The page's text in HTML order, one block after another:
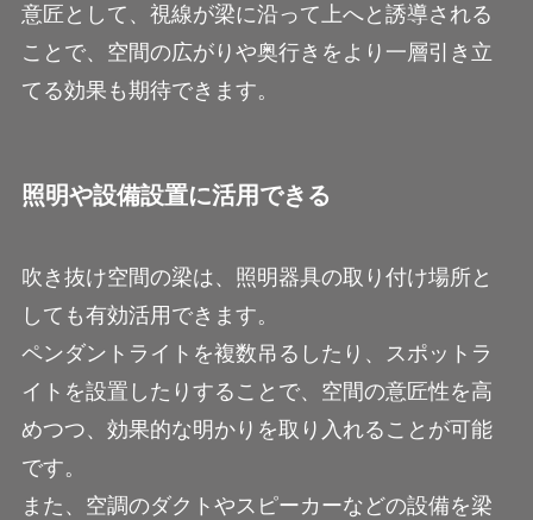
意匠として、視線が梁に沿って上へと誘導される
ことで、空間の広がりや奥行きをより一層引き立
てる効果も期待できます。
照明や設備設置に活用できる
吹き抜け空間の梁は、照明器具の取り付け場所と
しても有効活用できます。
ペンダントライトを複数吊るしたり、スポットラ
イトを設置したりすることで、空間の意匠性を高
めつつ、効果的な明かりを取り入れることが可能
です。
また、空調のダクトやスピーカーなどの設備を梁